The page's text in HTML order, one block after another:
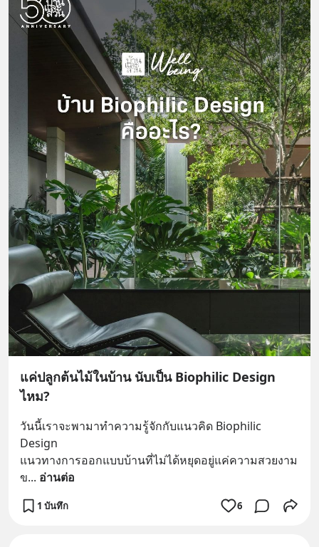
แค่ปลูกต้นไม้ในบ้าน นับเป็น Biophilic Design
ไหม?
วันนี้เราจะพามาทำความรู้จักกับแนวคิด Biophilic
Design
แนวทางการออกแบบบ้านที่ไม่ได้หยุดอยู่แค่ความสวยงาม
ข... อ่านต่อ
1 บันทึก 6